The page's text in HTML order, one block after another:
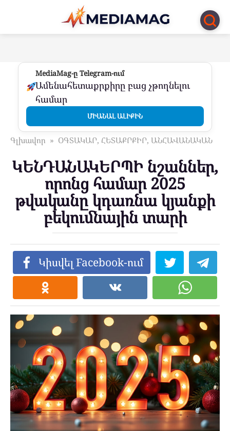
Перейти
контенту
MediaMag-ը Telegram-ում
Ամենահետաքրքիրը բաց չթողնելու
համար
ՄԻԱՆԱԼ ԱԼԻՔԻՆ
Գլխավոր » ՕԳՏԱԿԱՐ, ՀԵՏԱՔՐՔԻՐ, ԱՆՀԱՎԱՆԱԿԱՆ
ԿԵՆԴԱՆԱԿԵՐՊԻ նշաններ,
որոնց համար 2025
թվականը կդառնա կյանքի
բեկումնային տարի
Կիսվել Facebook-ում